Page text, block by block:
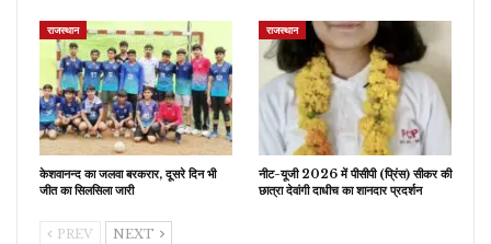
राजस्थान
केशवानन्द का जलवा बरकरार, दूसरे दिन भी
जीत का सिलसिला जारी
राजस्थान
नीट-यूजी 2026 में पीसीपी (प्रिंस) सीकर की
छात्रा देवांगी दाधीच का शानदार प्रदर्शन
PREV NEXT